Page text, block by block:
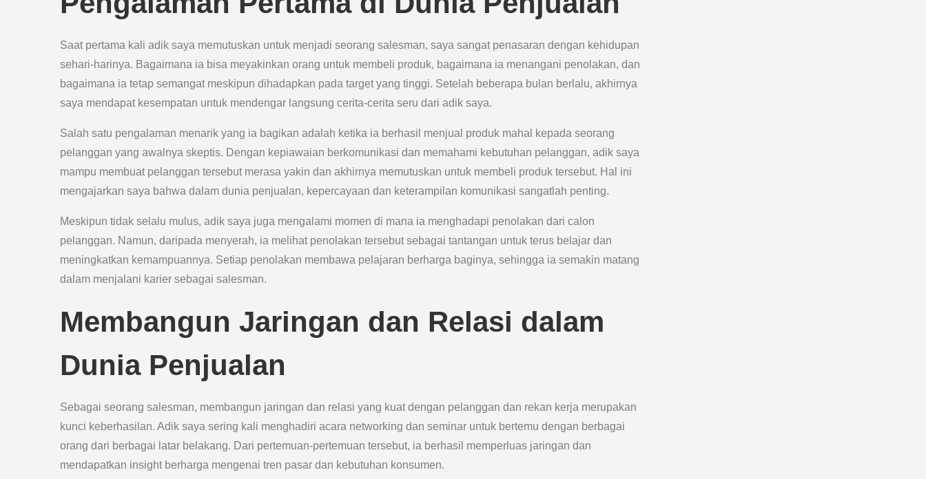
Saat pertama kali adik saya memutuskan untuk menjadi seorang salesman, saya sangat penasaran dengan kehidupan
sehari-harinya. Bagaimana ia bisa meyakinkan orang untuk membeli produk, bagaimana ia menangani penolakan, dan
bagaimana ia tetap semangat meskipun dihadapkan pada target yang tinggi. Setelah beberapa bulan berlalu, akhirnya
saya mendapat kesempatan untuk mendengar langsung cerita-cerita seru dari adik saya.
Salah satu pengalaman menarik yang ia bagikan adalah ketika ia berhasil menjual produk mahal kepada seorang
pelanggan yang awalnya skeptis. Dengan kepiawaian berkomunikasi dan memahami kebutuhan pelanggan, adik saya
mampu membuat pelanggan tersebut merasa yakin dan akhirnya memutuskan untuk membeli produk tersebut. Hal ini
mengajarkan saya bahwa dalam dunia penjualan, kepercayaan dan keterampilan komunikasi sangatlah penting.
Meskipun tidak selalu mulus, adik saya juga mengalami momen di mana ia menghadapi penolakan dari calon
pelanggan. Namun, daripada menyerah, ia melihat penolakan tersebut sebagai tantangan untuk terus belajar dan
meningkatkan kemampuannya. Setiap penolakan membawa pelajaran berharga baginya, sehingga ia semakin matang
dalam menjalani karier sebagai salesman.
Membangun Jaringan dan Relasi dalam
Dunia Penjualan
Sebagai seorang salesman, membangun jaringan dan relasi yang kuat dengan pelanggan dan rekan kerja merupakan
kunci keberhasilan. Adik saya sering kali menghadiri acara networking dan seminar untuk bertemu dengan berbagai
orang dari berbagai latar belakang. Dari pertemuan-pertemuan tersebut, ia berhasil memperluas jaringan dan
mendapatkan insight berharga mengenai tren pasar dan kebutuhan konsumen.